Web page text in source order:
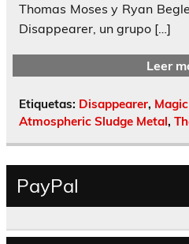
Thomas Moses y Ryan
Disappearer, un grupo […]
Leer
Etiquetas: Disappearer,
Atmospheric Sludge Metal,
PayPal